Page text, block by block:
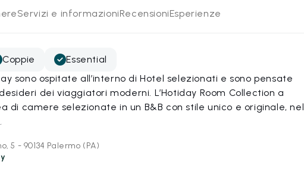
Servizi e informazioniRecensioniEsperienze
Coppie
Essential
sono ospitate all’interno di Hotel selezionati e sono pensate
dei viaggiatori moderni. L’Hotiday Room Collection a
di camere selezionate in un B&B con stile unico e originale, nel
5 - 90134 Palermo (PA)